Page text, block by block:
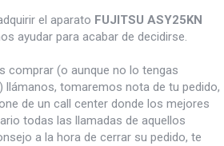
el aparato FUJITSU ASY25KN
ayudar para acabar de decidirse.
comprar (o aunque no lo tengas
llámanos, tomaremos nota de tu pedido,
de un call center donde los mejores
todas las llamadas de aquellos
a la hora de cerrar su pedido, te